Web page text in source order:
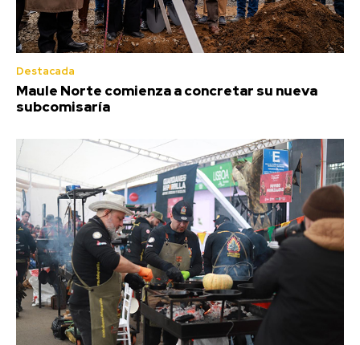
Destacada
Maule Norte comienza a concretar su nueva
subcomisaría